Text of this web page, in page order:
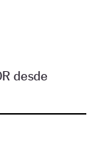
desde